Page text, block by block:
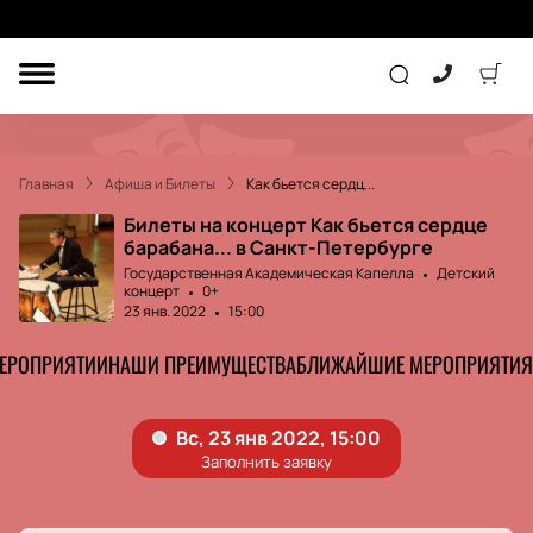
ДРУГОЕ
ПОДАРОЧНЫЕ
СЕРТИФИКАТЫ
Другое
Детский спектакль
Главная Афиша и Билеты Как бьется сердц...
Билеты на концерт Как бьется сердце
барабана... в Санкт-Петербурге
Государственная Академическая Капелла
Детский
концерт
0+
23 янв. 2022
15:00
НАШИ ПРЕИМУЩЕСТВАБЛИЖАЙШИЕ МЕРОПРИЯТИЯ